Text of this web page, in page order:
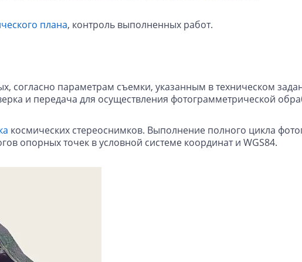
плана, контроль выполненных работ.
согласно параметрам съемки, указанным в техническом
и передача для осуществления фотограмметрической
космических стереоснимков. Выполнение полного цикла
опорных точек в условной системе координат и WGS84.